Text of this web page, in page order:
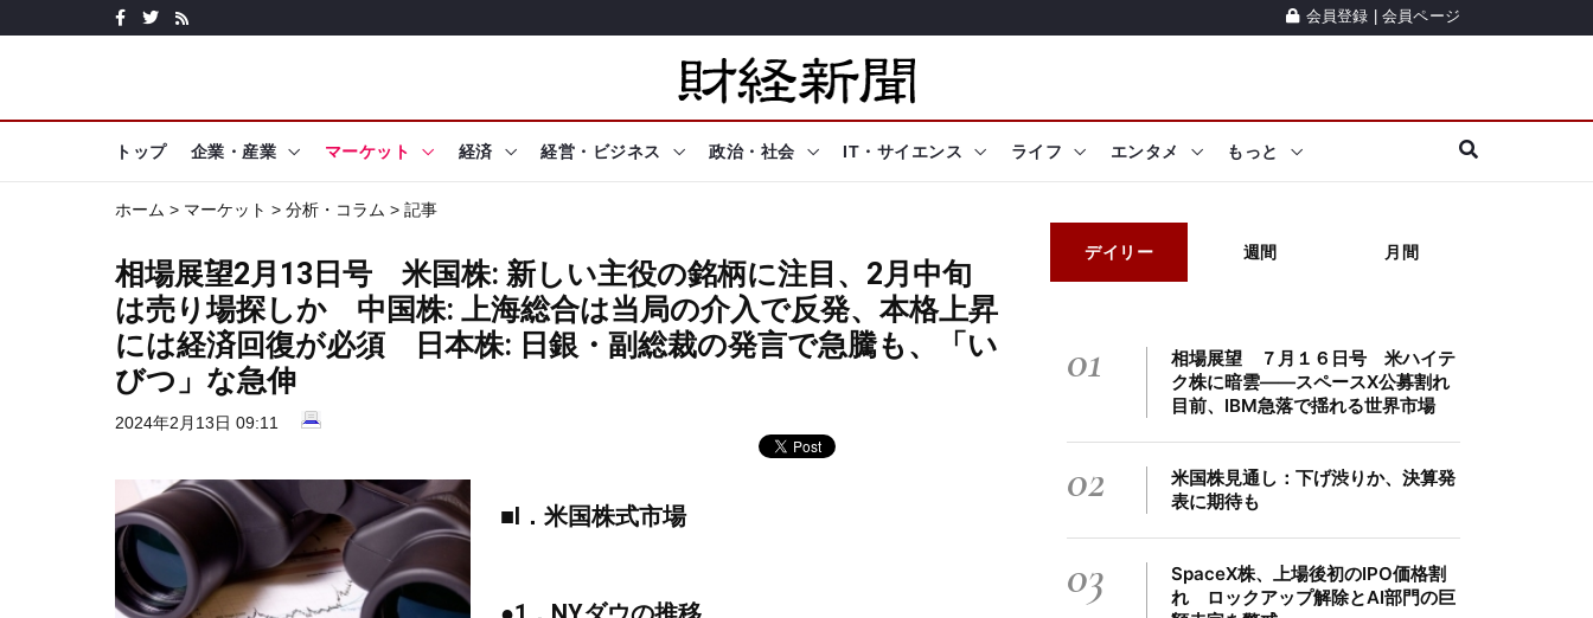
会員登録 会員ページ
トップ 企業・産業 マーケット 経済 経営・ビジネス 政治・社会 IT・サイエンス ライフ エンタメ もっと
ホーム > マーケット > 分析・コラム > 記事
相場展望2月13日号 米国株: 新しい主役の銘柄に注目、2月中旬
は売り場探しか 中国株: 上海総合は当局の介入で反発、本格上昇
には経済回復が必須 日本株: 日銀・副総裁の発言で急騰も、「い
びつ」な急伸
2024年2月13日 09:11
■I．米国株式市場
デイリー 週間 月間
01
相場展望 ７月１６日号 米ハイテ
ク株に暗雲――スペースX公募割れ
目前、IBM急落で揺れる世界市場
02
米国株見通し：下げ渋りか、決算発
表に期待も
03
SpaceX株、上場後初のIPO価格割
れ ロックアップ解除とAI部門の巨